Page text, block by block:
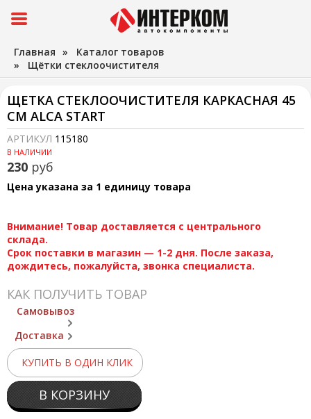
Главная » Каталог товаров
» Щётки стеклоочистителя
ЩЕТКА СТЕКЛООЧИСТИТЕЛЯ КАРКАСНАЯ 45
СМ ALCA START
АРТИКУЛ 115180
В НАЛИЧИИ
230 руб
Цена указана за 1 единицу товара
Внимание! Товар доставляется с центрального
склада.
Срок поставки в магазин — 1-2 дня. После заказа,
дождитесь, пожалуйста, звонка специалиста.
КАК ПОЛУЧИТЬ ТОВАР
Самовывоз
Доставка
КУПИТЬ В ОДИН КЛИК
В КОРЗИНУ